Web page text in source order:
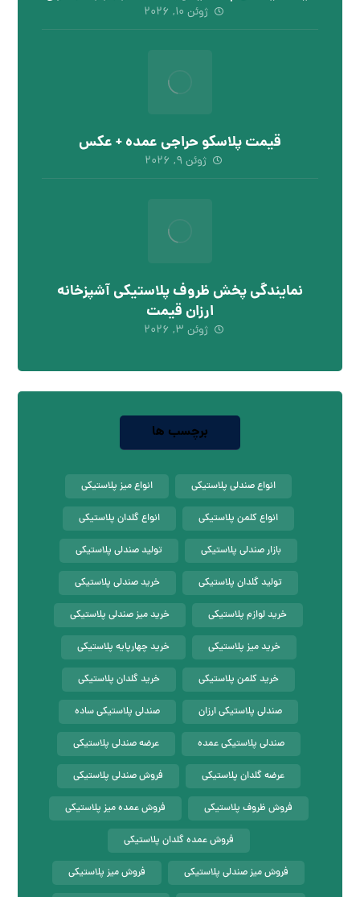
ژوئن ۱۰, ۲۰۲۶
قیمت پلاسکو حراجی عمده + عکس
ژوئن ۹, ۲۰۲۶
نمایندگی پخش ظروف پلاستیکی آشپزخانه
ارزان قیمت
ژوئن ۳, ۲۰۲۶
برچسب ها
انواع صندلی پلاستیکی انواع میز پلاستیکی
انواع کلمن پلاستیکی انواع گلدان پلاستیکی
بازار صندلی پلاستیکی تولید صندلی پلاستیکی
تولید گلدان پلاستیکی خرید صندلی پلاستیکی
خرید لوازم پلاستیکی خرید میز صندلی پلاستیکی
خرید میز پلاستیکی خرید چهارپایه پلاستیکی
خرید کلمن پلاستیکی خرید گلدان پلاستیکی
صندلی پلاستیکی ارزان صندلی پلاستیکی ساده
صندلی پلاستیکی عمده عرضه صندلی پلاستیکی
عرضه گلدان پلاستیکی فروش صندلی پلاستیکی
فروش ظروف پلاستیکی فروش عمده میز پلاستیکی
فروش عمده گلدان پلاستیکی
فروش میز صندلی پلاستیکی فروش میز پلاستیکی